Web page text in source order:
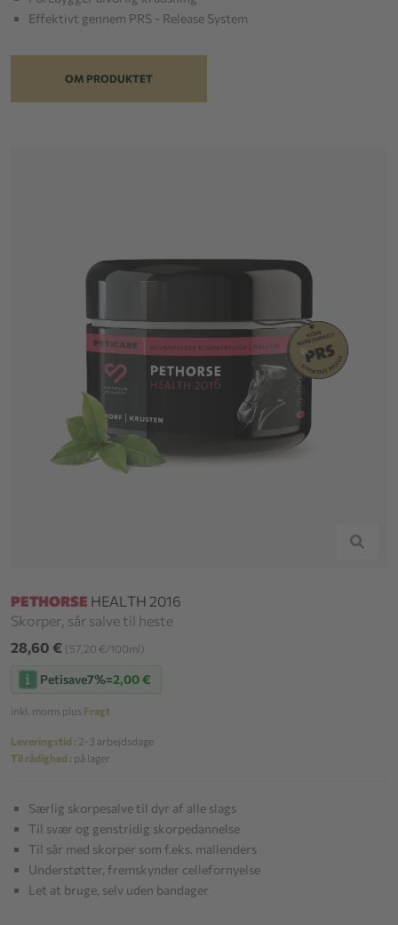
Effektivt gennem PRS - Release System
OM PRODUKTET
PETHORSE HEALTH 2016
Skorper, sår salve til heste
28,60 € (57,20 €/100ml)
Petisave7%=2,00 €
inkl. moms plus Fragt
Leveringstid : 2-3 arbejdsdage
Til rådighed : på lager
Særlig skorpesalve til dyr af alle slags
Til svær og genstridig skorpedannelse
Til sår med skorper som f.eks. mallenders
Understøtter, fremskynder cellefornyelse
Let at bruge, selv uden bandager